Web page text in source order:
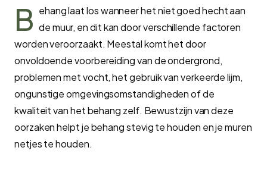
B ehang laat los wanneer het niet goed hecht aan
de muur, en dit kan door verschillende factoren
worden veroorzaakt. Meestal komt het door
onvoldoende voorbereiding van de ondergrond,
problemen met vocht, het gebruik van verkeerde lijm,
ongunstige omgevingsomstandigheden of de
kwaliteit van het behang zelf. Bewustzijn van deze
oorzaken helpt je behang stevig te houden en je muren
netjes te houden.